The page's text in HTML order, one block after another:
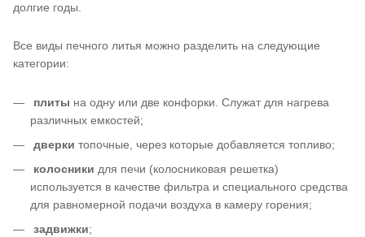
долгие годы.
Все виды печного литья можно разделить на следующие
категории:
плиты на одну или две конфорки. Служат для нагрева
различных емкостей;
дверки топочные, через которые добавляется топливо;
колосники для печи (колосниковая решетка)
используется в качестве фильтра и специального средства
для равномерной подачи воздуха в камеру горения;
задвижки;